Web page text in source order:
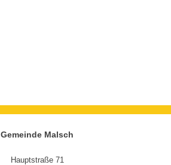
Gemeinde Malsch
Hauptstraße 71